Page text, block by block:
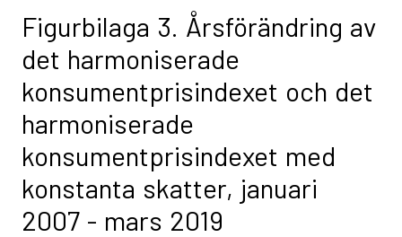
Figurbilaga 3. Årsförändring av
det harmoniserade
konsumentprisindexet och det
harmoniserade
konsumentprisindexet med
konstanta skatter, januari
2007 - mars 2019